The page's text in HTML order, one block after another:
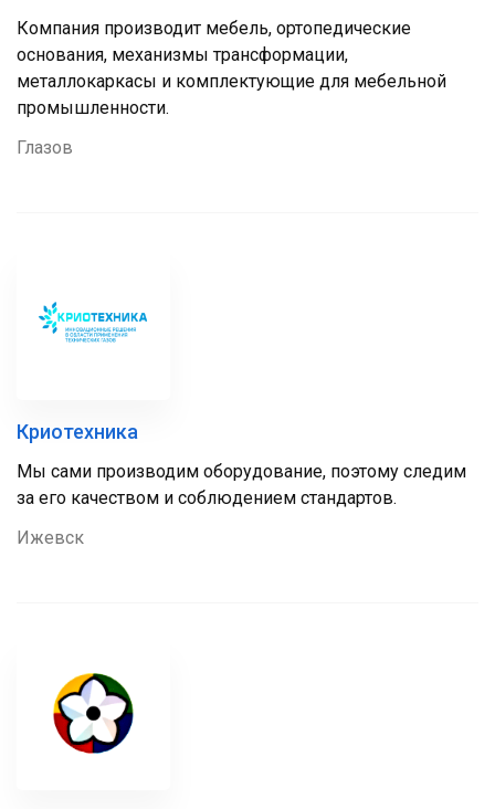
Компания производит мебель, ортопедические
основания, механизмы трансформации,
металлокаркасы и комплектующие для мебельной
промышленности.
Глазов
Криотехника
Мы сами производим оборудование, поэтому следим
за его качеством и соблюдением стандартов.
Ижевск